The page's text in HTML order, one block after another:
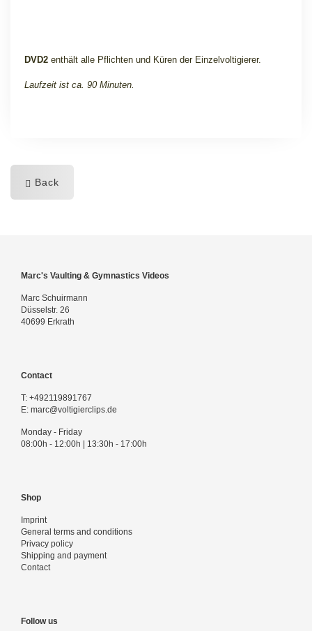
DVD2 enthält alle Pflichten und Küren der Einzelvoltigierer.
Laufzeit ist ca. 90 Minuten.
Back
Marc's Vaulting & Gymnastics Videos
Marc Schuirmann
Düsselstr. 26
40699 Erkrath
Contact
T: +492119891767
E: marc@voltigierclips.de
Monday - Friday
08:00h - 12:00h | 13:30h - 17:00h
Shop
Imprint
General terms and conditions
Privacy policy
Shipping and payment
Contact
Follow us